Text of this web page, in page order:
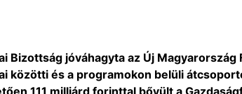
Bizottság jóváhagyta az Új
közötti és a programokon belüli
111 milliárd forinttal bővült a